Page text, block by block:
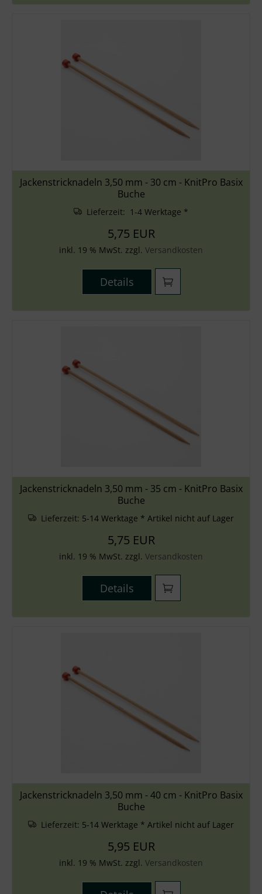
Jackenstricknadeln 3,50 mm - 30 cm - KnitPro Basix
Buche
Lieferzeit: 1-4 Werktage *
5,75 EUR
inkl. 19 % MwSt. zzgl. Versandkosten
Details
Jackenstricknadeln 3,50 mm - 35 cm - KnitPro Basix
Buche
Lieferzeit: 5-14 Werktage * Artikel nicht auf Lager
5,75 EUR
inkl. 19 % MwSt. zzgl. Versandkosten
Details
Jackenstricknadeln 3,50 mm - 40 cm - KnitPro Basix
Buche
Lieferzeit: 5-14 Werktage * Artikel nicht auf Lager
5,95 EUR
inkl. 19 % MwSt. zzgl. Versandkosten